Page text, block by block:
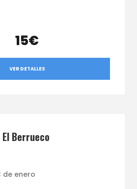
15€
VER DETALLES
Berrueco
de enero